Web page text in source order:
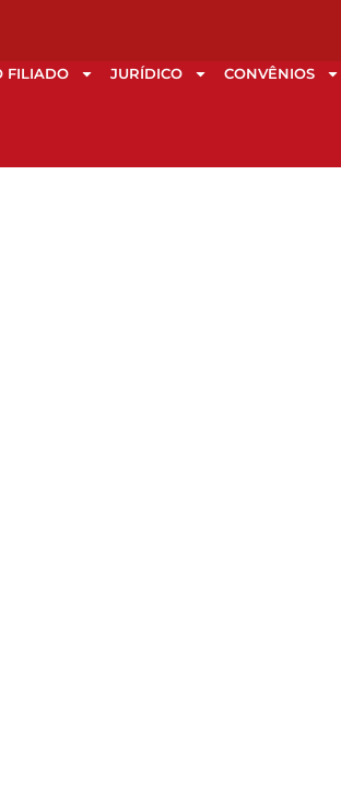
FILIADO JURÍDICO CONVÊNIOS